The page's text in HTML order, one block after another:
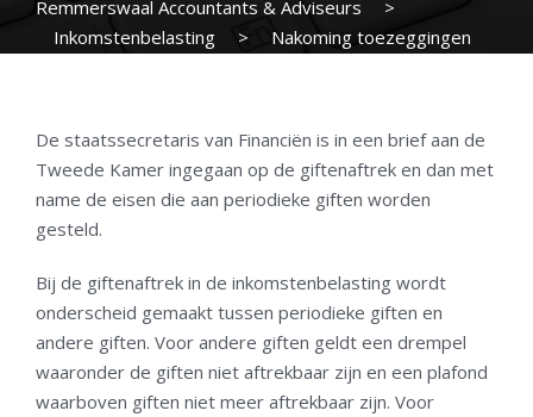
Remmerswaal Accountants & Adviseurs
>
Inkomstenbelasting
>
Nakoming toezeggingen
De staatssecretaris van Financiën is in een brief aan de
Tweede Kamer ingegaan op de giftenaftrek en dan met
name de eisen die aan periodieke giften worden
gesteld.
Bij de giftenaftrek in de inkomstenbelasting wordt
onderscheid gemaakt tussen periodieke giften en
andere giften. Voor andere giften geldt een drempel
waaronder de giften niet aftrekbaar zijn en een plafond
waarboven giften niet meer aftrekbaar zijn. Voor